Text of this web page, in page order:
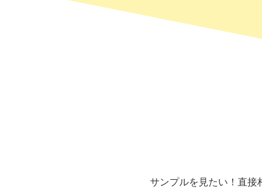
サンプルを見たい！直接